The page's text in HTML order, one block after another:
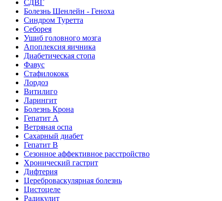
СДВГ
Болезнь Шенлейн - Геноха
Синдром Туретта
Себорея
Ушиб головного мозга
Апоплексия яичника
Диабетическая стопа
Фавус
Стафилококк
Лордоз
Витилиго
Ларингит
Болезнь Крона
Гепатит A
Ветряная оспа
Сахарный диабет
Гепатит B
Сезонное аффективное расстройство
Хронический гастрит
Дифтерия
Цереброваскулярная болезнь
Цистоцеле
Радикулит